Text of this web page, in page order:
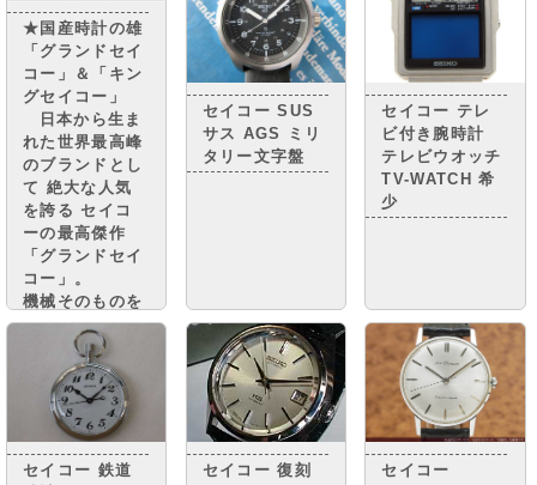
イカーが走り、
国民は豊かさの
実感と 自信を
取り戻しつつあ
りまし
た。・・・・
機構を搭載した
クオーツ時計
“セイコークオ
ーツアストロ
ン”を 世界に先
駆けて発売しま
した。
★国産時計の雄
「グランドセイ
コー」＆「キン
グセイコー」
日本から生ま
れた世界最高峰
のブランドとし
て 絶大な人気
を誇る セイコ
ーの最高傑作
「グランドセイ
コー」。
機械そのものを
グランドセイコ
ーに準じながら
精度調整を簡略
化し グランド
セイコーに次ぐ
高級腕時計とさ
れる 「キング
セイコー SUS
サス AGS ミリ
タリー文字盤
セイコー テレ
ビ付き腕時計
テレビウオッチ
TV-WATCH 希
少
セイコー 鉄道
セイコー 復刻
セイコー